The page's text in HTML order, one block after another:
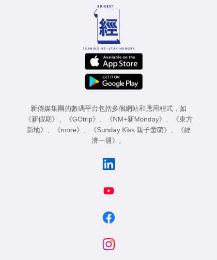
新傳媒集團的數碼平台包括多個網站和應用程式，如
《新假期》
《GOtrip》 《NM+新Monday》
《東方
新地》
《more》 《Sunday Kiss 親子童萌》
《經
濟一週》
。